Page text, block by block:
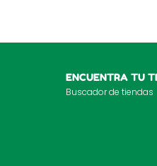
ENCUENTRA TU
Buscador de tiendas